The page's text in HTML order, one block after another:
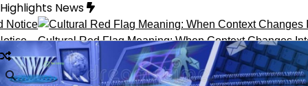
Skip
to
content
Highlights News
Cultural Red Flag Meaning: When Context Changes